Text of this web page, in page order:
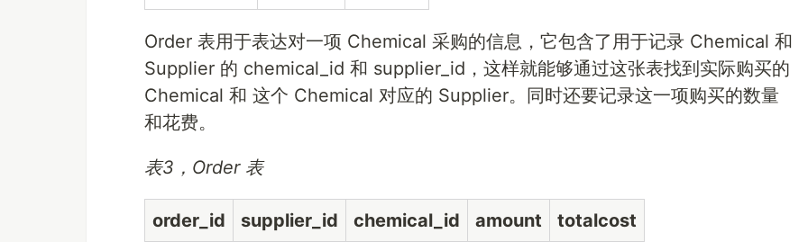
Order 表用于表达对一项 Chemical 采购的信息，它包含了用于记录 Chemical 和
Supplier 的 chemical_id 和 supplier_id，这样就能够通过这张表找到实际购买的
Chemical 和 这个 Chemical 对应的 Supplier。同时还要记录这一项购买的数量
和花费。
表3，Order 表
order_id supplier_id chemical_id amount
totalcost